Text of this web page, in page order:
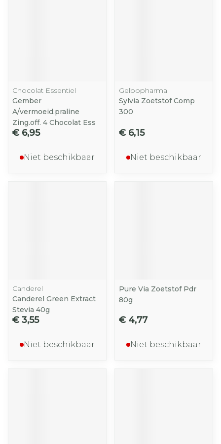
Chocolat Essentiel
Gember
A/vermoeid.praline
Zing.off. 4 Chocolat Ess
€ 6,95
Niet beschikbaar
Gelbopharma
Sylvia Zoetstof Comp
300
€ 6,15
Niet beschikbaar
Canderel
Canderel Green Extract
Stevia 40g
€ 3,55
Niet beschikbaar
Pure Via Zoetstof Pdr
80g
€ 4,77
Niet beschikbaar